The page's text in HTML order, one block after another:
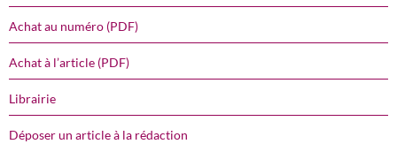
Achat au numéro (PDF)
Achat à l’article (PDF)
Librairie
Déposer un article à la rédaction